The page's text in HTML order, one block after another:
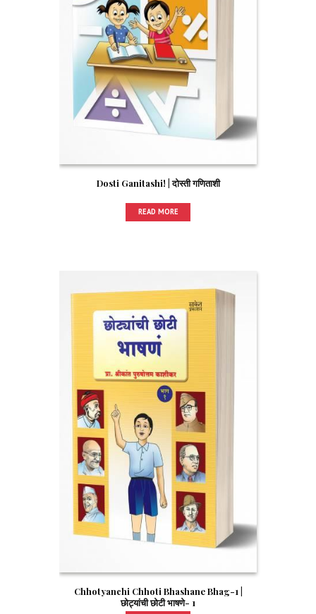
Dosti Ganitashi! | दोस्ती गणिताशी
READ MORE
Chhotyanchi Chhoti Bhashane Bhag-1 |
छोट्यांची छोटी भाषणे- 1